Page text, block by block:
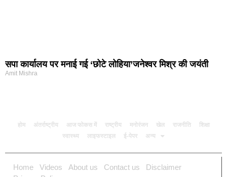
सपा कार्यालय पर मनाई गई ‘छोटे लोहिया’जनेश्वर मिश्र की जयंती
Amit Mishra
होम अंतर्राष्ट्रीय आज फोकस में राष्ट्रीय मनोरंजन खेल राजनीति
शिक्षा
स्वास्थ्य
लाइफस्टाइल ई-पेपर अन्य
Home Videos About us Contact us
Disclaimer